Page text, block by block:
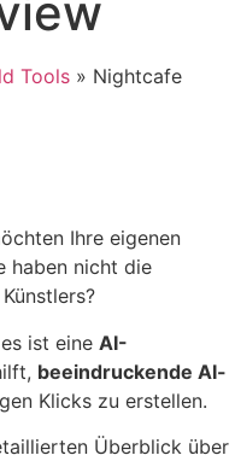
Tools » Nightcafe
Ihre eigenen
haben nicht die
ist eine AI-
beeindruckende AI-
Klicks zu erstellen.
Überblick über